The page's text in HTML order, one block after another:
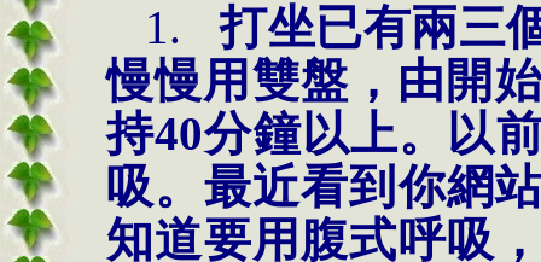
1.
打坐已有兩三
慢慢用雙盤，由開
持40分鐘以上。以
吸。最近看到你網
知道要用腹式呼吸